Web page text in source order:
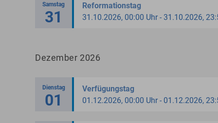
Samstag
31
Reformationstag
31.10.2026, 00:00 Uhr - 31.10.2026,
Dezember 2026
Dienstag
01
Verfügungstag
01.12.2026, 00:00 Uhr - 01.12.2026,